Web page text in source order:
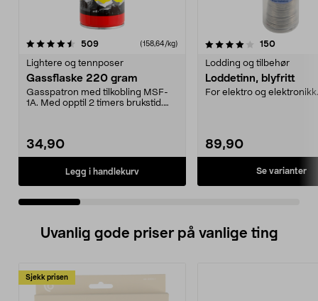
509anmeldelser(158,64/kg)
Lightere og tennposer
Gassflaske 220 gram
Gasspatron med tilkobling MSF-
1A. Med opptil 2 timers brukstid.
34,90
Legg i handlekurv
4.0 av 5 stjerner 150
Lodding og tilbehør
Loddetinn, blyfritt
For elektro og elektronikk.
89,90
Se varianter
4.5 av 5 stjerner
Uvanlig gode priser på vanlige ting
Sjekk prisen